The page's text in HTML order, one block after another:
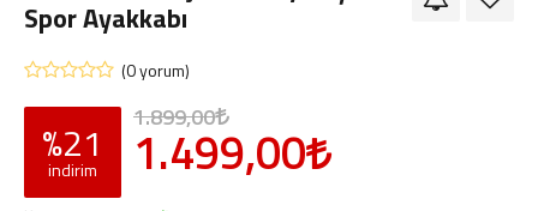
Spor Ayakkabı
(0 yorum)
%21
indirim
1.899,00
1.499,00